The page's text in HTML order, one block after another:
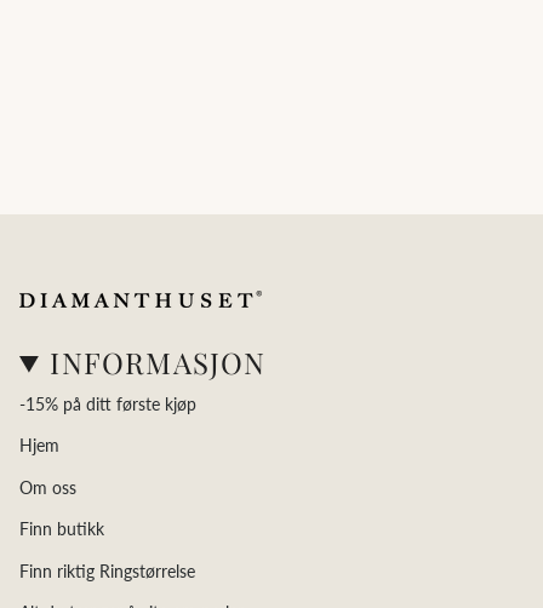
INFORMASJON
-15% på ditt første kjøp
Hjem
Om oss
Finn butikk
Finn riktig Ringstørrelse